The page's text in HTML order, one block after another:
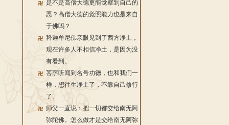
是不是高僧大德更能觉察到自己的
恶？高僧大德的觉照能力也是来自
于佛吗？
释迦牟尼佛亲眼见到了西方净土，
现在许多人不相信净土，是因为没
有看到。
菩萨听闻到名号功德，也和我们一
样，想往生净土了，不靠自己修行
了。
师父一直说：把一切都交给南无阿
弥陀佛。怎么做才是交给南无阿弥